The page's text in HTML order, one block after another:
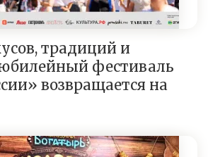
традиций и
фестиваль
возвращается на